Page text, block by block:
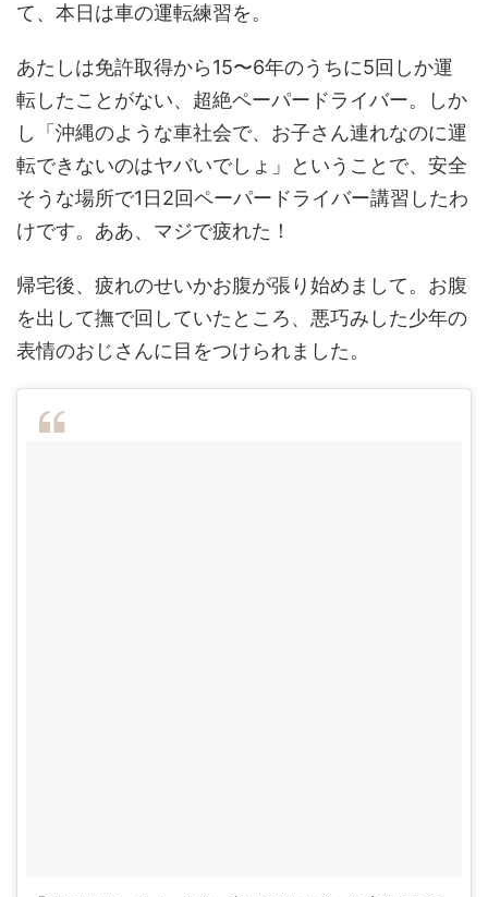
て、本日は車の運転練習を。
あたしは免許取得から15〜6年のうちに5回しか運
転したことがない、超絶ペーパードライバー。しか
し「沖縄のような車社会で、お子さん連れなのに運
転できないのはヤバいでしょ」ということで、安全
そうな場所で1日2回ペーパードライバー講習したわ
けです。ああ、マジで疲れた！
帰宅後、疲れのせいかお腹が張り始めまして。お腹
を出して撫で回していたところ、悪巧みした少年の
表情のおじさんに目をつけられました。